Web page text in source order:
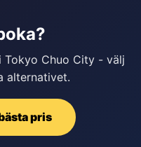
Chuo City - välj
alternativet.
pris